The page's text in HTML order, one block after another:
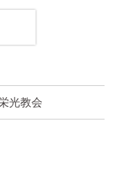
光教会